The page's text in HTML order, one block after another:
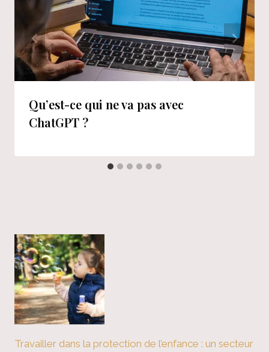
Qu’est-ce qui ne va pas avec
ChatGPT ?
Travailler dans la protection de l’enfance : un secteur